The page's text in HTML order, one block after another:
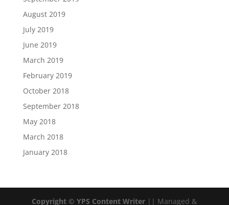
August 2019
July 2019
June 2019
March 2019
February 2019
October 2018
September 2018
May 2018
March 2018
January 2018
Copyright © YPS Content Writer || Managed &